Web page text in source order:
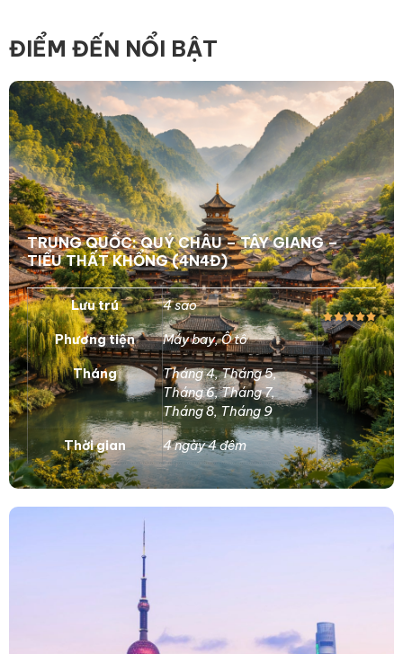
ĐIỂM ĐẾN NỔI BẬT
TRUNG QUỐC: QUÝ CHÂU – TÂY GIANG –
TIỂU THẤT KHỔNG (4N4Đ)
Lưu trú 4 sao
Phương tiện Máy bay,Ô tô
Tháng Tháng 4,Tháng 5,
Tháng 6,Tháng 7,
Tháng 8,Tháng 9
Thời gian 4 ngày 4 đêm